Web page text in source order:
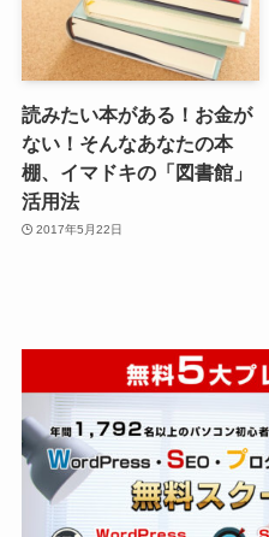
読みたい本がある！お金が
ない！そんなあなたの本
棚、イマドキの「図書館」
活用法
2017年5月22日